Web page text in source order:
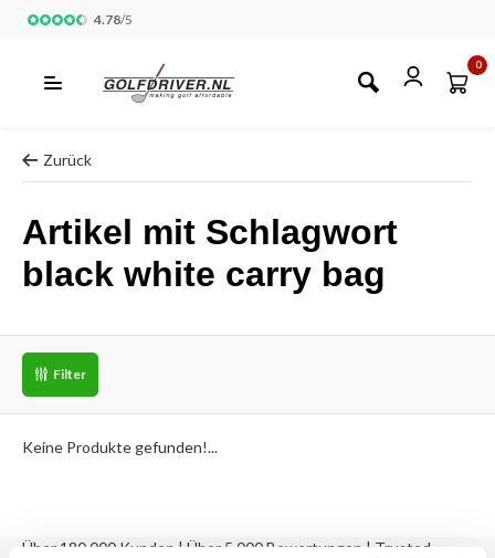
4.78/5
0
Zurück
Artikel mit Schlagwort
black white carry bag
Filter
Keine Produkte gefunden!...
Über 180.000 Kunden | Über 5.000 Bewertungen | Trusted